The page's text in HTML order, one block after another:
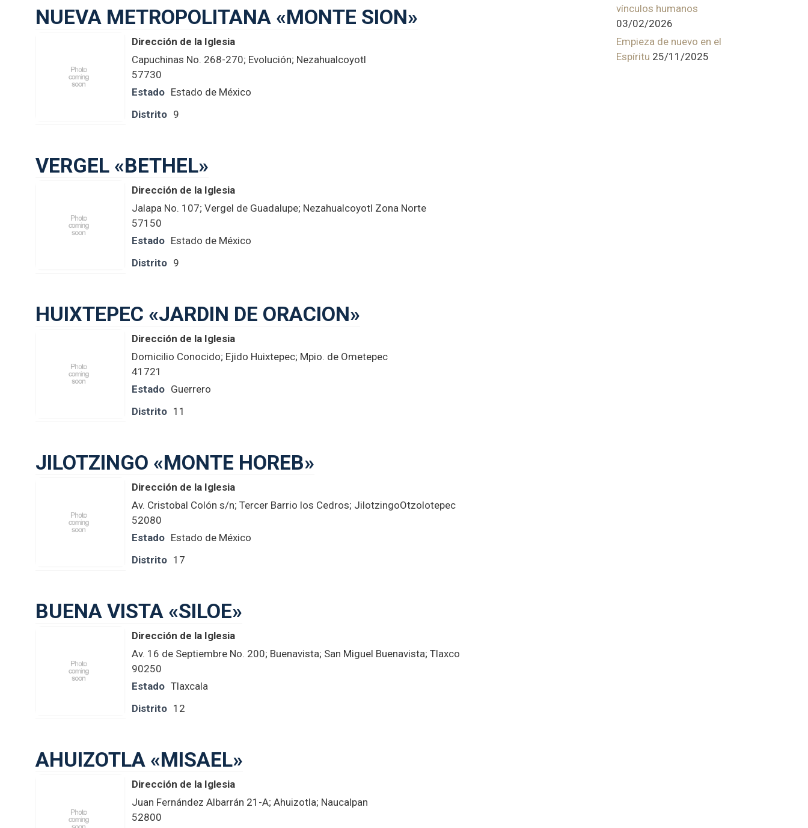
NUEVA METROPOLITANA «MONTE SION»
Dirección de la Iglesia
Capuchinas No. 268-270; Evolución; Nezahualcoyotl
57730
Estado Estado de México
Distrito 9
VERGEL «BETHEL»
Dirección de la Iglesia
Jalapa No. 107; Vergel de Guadalupe; Nezahualcoyotl Zona Norte
57150
Estado Estado de México
Distrito 9
HUIXTEPEC «JARDIN DE ORACION»
Dirección de la Iglesia
Domicilio Conocido; Ejido Huixtepec; Mpio. de Ometepec
41721
Estado Guerrero
Distrito 11
JILOTZINGO «MONTE HOREB»
Dirección de la Iglesia
Av. Cristobal Colón s/n; Tercer Barrio los Cedros; JilotzingoOtzolotepec
52080
Estado Estado de México
Distrito 17
BUENA VISTA «SILOE»
Dirección de la Iglesia
Av. 16 de Septiembre No. 200; Buenavista; San Miguel Buenavista; Tlaxco
90250
Estado Tlaxcala
Distrito 12
AHUIZOTLA «MISAEL»
Dirección de la Iglesia
Juan Fernández Albarrán 21-A; Ahuizotla; Naucalpan
52800
vínculos humanos
03/02/2026
Empieza de nuevo en el
Espíritu 25/11/2025